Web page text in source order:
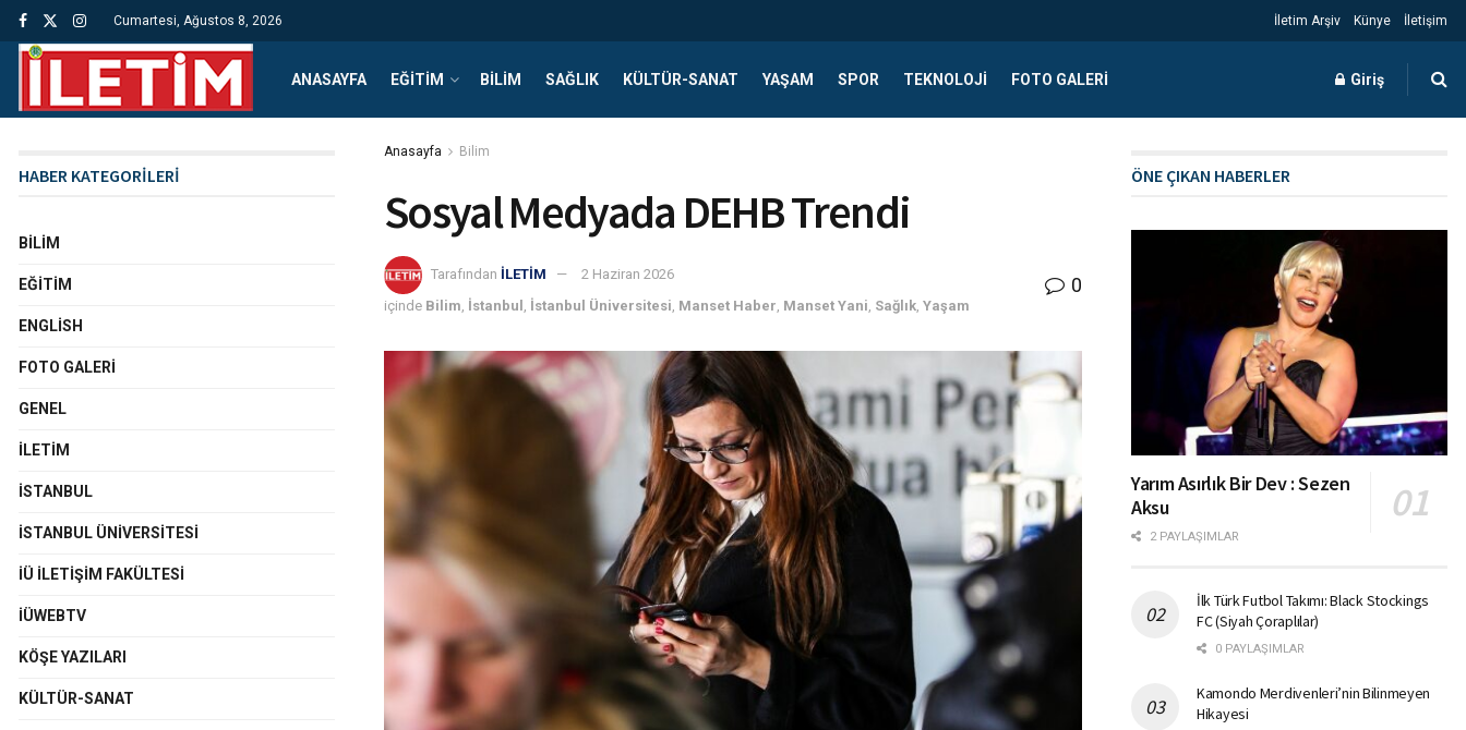
Cumartesi, Ağustos 8, 2026 İletim Arşiv Künye İletişim
ANASAYFA EĞITIM BILIM SAĞLIK KÜLTÜR-SANAT YAŞAM SPOR TEKNOLOJI FOTO GALERI Giriş
Anasayfa Bilim
Sosyal Medyada DEHB Trendi
Tarafından İLETİM
2 Haziran 2026
içinde Bilim İstanbul İstanbul Üniversitesi Manset Haber Manset Yani Sağlık Yaşam
0
HABER KATEGORİLERİ
BILIM
EĞITIM
ENGLISH
FOTO GALERI
GENEL
İLETIM
İSTANBUL
İSTANBUL ÜNIVERSITESI
İÜ İLETIŞIM FAKÜLTESI
İÜWEBTV
KÖŞE YAZILARI
KÜLTÜR-SANAT
ÖNE ÇIKAN HABERLER
Yarım Asırlık Bir Dev : Sezen
Aksu
2 PAYLAŞIMLAR
İlk Türk Futbol Takımı: Black Stockings
FC (Siyah Çoraplılar)
0 PAYLAŞIMLAR
Kamondo Merdivenleri’nin Bilinmeyen
Hikayesi